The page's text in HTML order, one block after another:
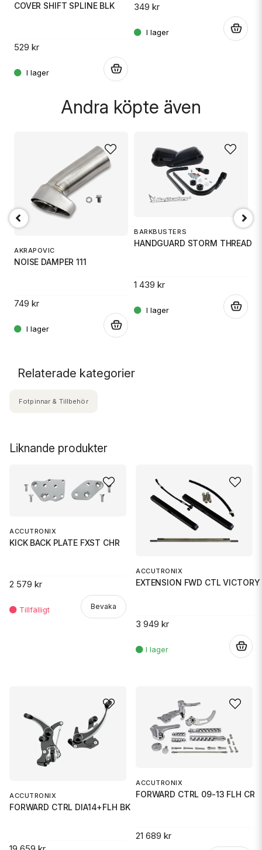
Skicka fråga
COVER SHIFT SPLINE BLK
529 kr
349 kr
Andra köpte även
AKRAPOVIC
NOISE DAMPER 111
749 kr
BARKBUSTERS
HANDGUARD STORM THREAD
1 439 kr
Liknande produkter
ACCUTRONIX
KICK BACK PLATE FXST CHR
2 579 kr
Bevaka
ACCUTRONIX
EXTENSION FWD CTL VICTORY
3 949 kr
ACCUTRONIX
FORWARD CTRL DIA14+FLH BK
ACCUTRONIX
FORWARD CTRL 09-13 FLH CR
21 689 kr
Relaterade kategorier
Fotpinnar & Tillbehör